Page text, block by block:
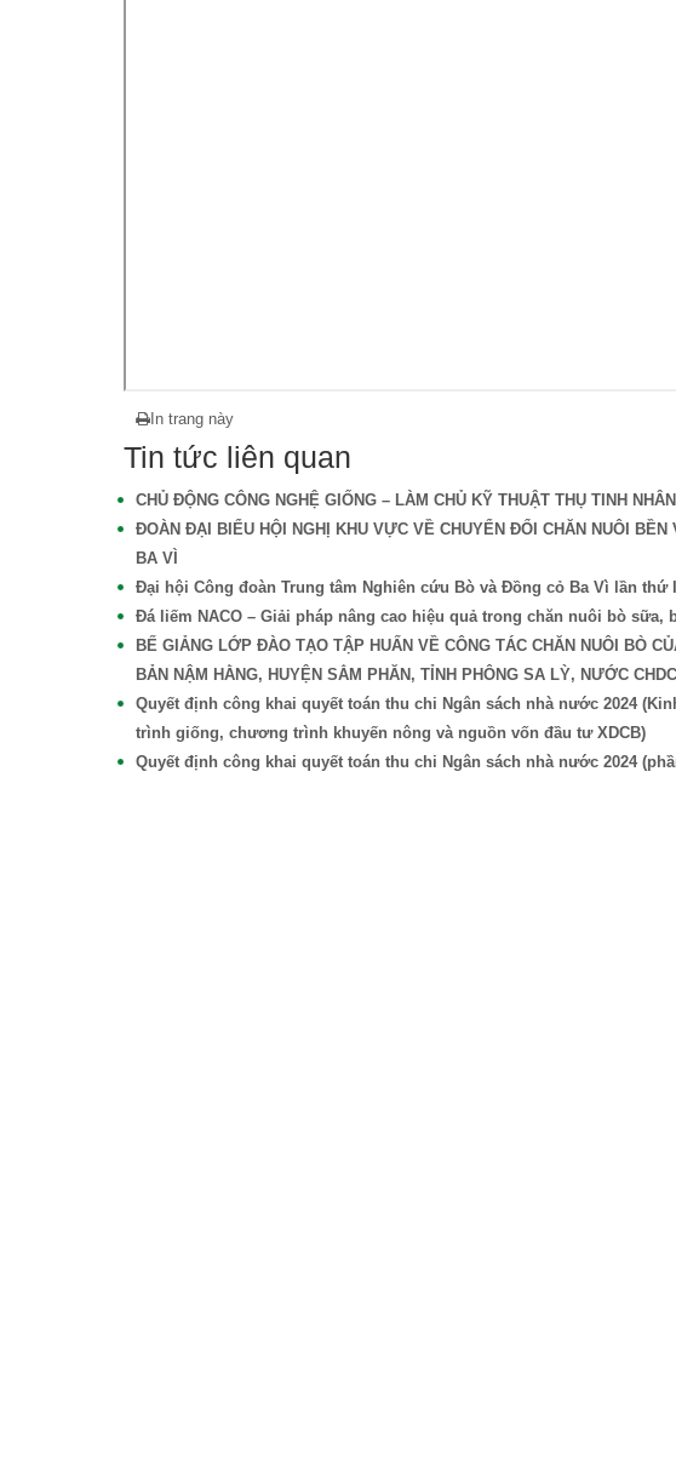
In trang này
Tin tức liên quan
CHỦ ĐỘNG CÔNG NGHỆ GIỐNG – LÀM CHỦ KỸ THUẬT THỤ TINH
ĐOÀN ĐẠI BIỂU HỘI NGHỊ KHU VỰC VỀ CHUYỂN ĐỔI CHĂN NUÔI
BA VÌ
Đại hội Công đoàn Trung tâm Nghiên cứu Bò và Đồng cỏ Ba Vì lần thứ
Đá liếm NACO – Giải pháp nâng cao hiệu quả trong chăn nuôi bò sữa,
BẾ GIẢNG LỚP ĐÀO TẠO TẬP HUẤN VỀ CÔNG TÁC CHĂN NUÔI BÒ
BẢN NẬM HẰNG, HUYỆN SẲM PHĂN, TỈNH PHÔNG SA LỲ, NƯỚC
Quyết định công khai quyết toán thu chi Ngân sách nhà nước 2024
trình giống, chương trình khuyến nông và nguồn vốn đầu tư XDCB)
Quyết định công khai quyết toán thu chi Ngân sách nhà nước 2024